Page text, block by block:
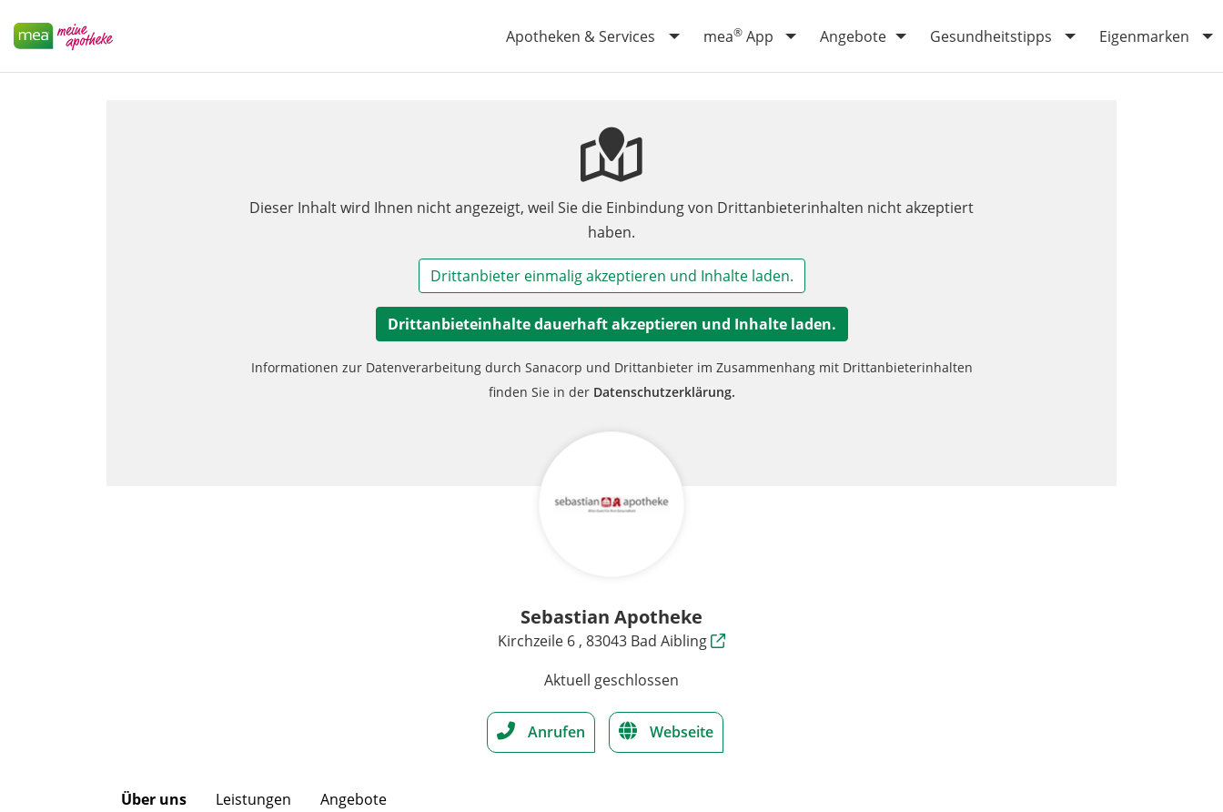
Apotheken & Services mea® App Angebote Gesundheitstipps Eigenmarken
Dieser Inhalt wird Ihnen nicht angezeigt, weil Sie die Einbindung von Drittanbieterinhalten nicht akzeptiert
haben.
Drittanbieter einmalig akzeptieren und Inhalte laden.
Drittanbieteinhalte dauerhaft akzeptieren und Inhalte laden.
Informationen zur Datenverarbeitung durch Sanacorp und Drittanbieter im Zusammenhang mit Drittanbieterinhalten
finden Sie in der Datenschutzerklärung.
Sebastian Apotheke
Kirchzeile 6 , 83043 Bad Aibling
Aktuell geschlossen
Anrufen Webseite
Über uns Leistungen Angebote